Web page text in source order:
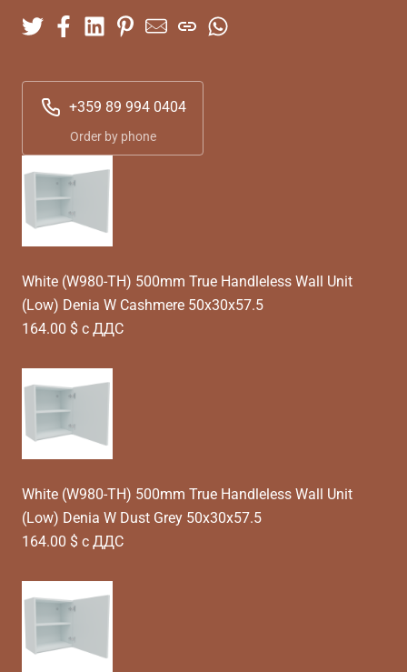
+359 89 994 0404
Order by phone
White (W980-TH) 500mm True Handleless Wall Unit
(Low) Denia W Cashmere 50x30x57.5
164.00 $ с ДДС
White (W980-TH) 500mm True Handleless Wall Unit
(Low) Denia W Dust Grey 50x30x57.5
164.00 $ с ДДС